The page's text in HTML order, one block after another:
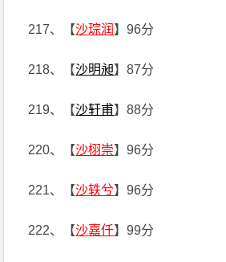
217、【沙琮润 】96分
218、【沙明昶】87分
219、【沙轩甫】88分
220、【沙栩崇】96分
221、【沙轶兮】96分
222、【沙嘉仟】99分